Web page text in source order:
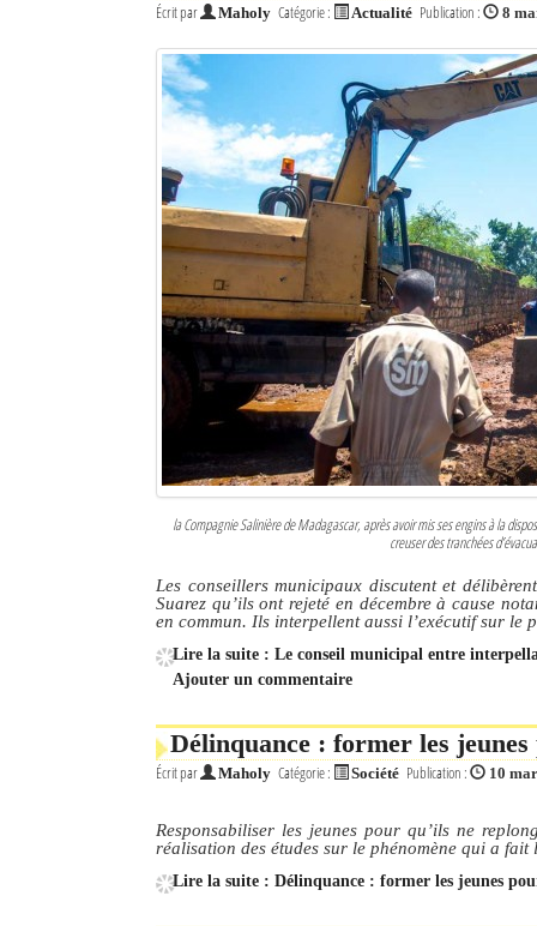
Connexion
Identifiant oublié ?
Mot de passe oublié ?
Écrit par Maholy Catégorie : Actualité Publication : 8
la Compagnie Salinière de Madagascar, après avoir mis ses engins à la
creuser des tranchées
Les conseillers municipaux discutent et
Suarez qu’ils ont rejeté en décembre à cause
en commun. Ils interpellent aussi l’exécutif sur le
Lire la suite : Le conseil municipal entre
Ajouter un commentaire
Délinquance : former les
Écrit par Maholy Catégorie : Société Publication : 10
Responsabiliser les jeunes pour qu’ils ne
réalisation des études sur le phénomène qui a
Lire la suite : Délinquance : former les jeunes